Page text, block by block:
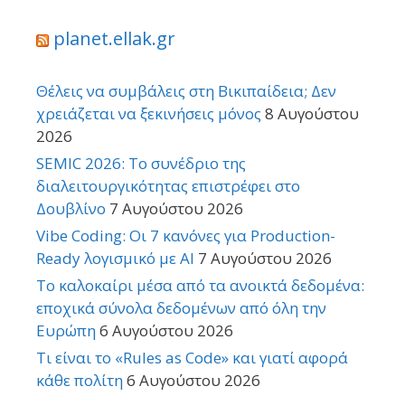
planet.ellak.gr
Θέλεις να συμβάλεις στη Βικιπαίδεια; Δεν
χρειάζεται να ξεκινήσεις μόνος 8 Αυγούστου
2026
SEMIC 2026: Το συνέδριο της
διαλειτουργικότητας επιστρέφει στο
Δουβλίνο 7 Αυγούστου 2026
Vibe Coding: Οι 7 κανόνες για Production-
Ready λογισμικό με AI 7 Αυγούστου 2026
Το καλοκαίρι μέσα από τα ανοικτά δεδομένα:
εποχικά σύνολα δεδομένων από όλη την
Ευρώπη6 Αυγούστου 2026
Τι είναι το «Rules as Code» και γιατί αφορά
κάθε πολίτη6 Αυγούστου 2026